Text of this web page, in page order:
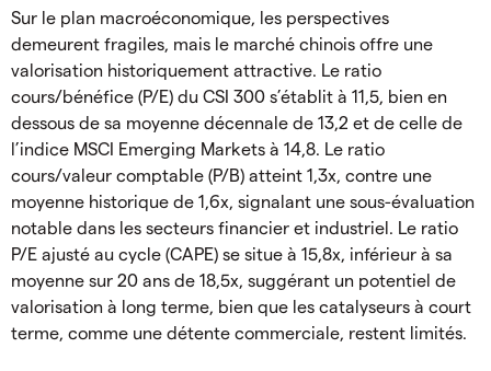
Sur le plan macroéconomique, les perspectives
demeurent fragiles, mais le marché chinois offre une
valorisation historiquement attractive. Le ratio
cours/bénéfice (P/E) du CSI 300 s’établit à 11,5, bien en
dessous de sa moyenne décennale de 13,2 et de celle de
l’indice MSCI Emerging Markets à 14,8. Le ratio
cours/valeur comptable (P/B) atteint 1,3x, contre une
moyenne historique de 1,6x, signalant une sous-évaluation
notable dans les secteurs financier et industriel. Le ratio
P/E ajusté au cycle (CAPE) se situe à 15,8x, inférieur à sa
moyenne sur 20 ans de 18,5x, suggérant un potentiel de
valorisation à long terme, bien que les catalyseurs à court
terme, comme une détente commerciale, restent limités.